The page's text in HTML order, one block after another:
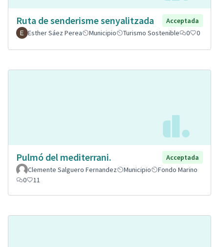
Ruta de senderisme senyalitzada
Acceptada
Esther Sáez Perea
Municipio Turismo Sostenible 0 0
Pulmó del mediterrani.
Acceptada
Clemente Salguero Fernandez
Municipio
Fondo Marino
0
11